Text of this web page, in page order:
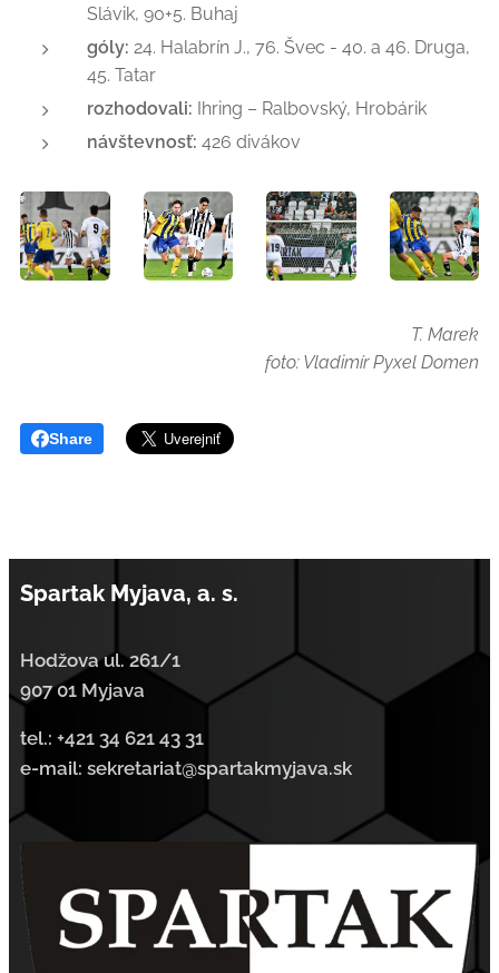
Slávik, 90+5. Buhaj
góly: 24. Halabrín J., 76. Švec - 40. a 46. Druga,
45. Tatar
rozhodovali: Ihring – Ralbovský, Hrobárik
návštevnosť: 426 divákov
T. Marek
foto: Vladimír Pyxel Domen
Share
Spartak Myjava, a. s.
Hodžova ul. 261/1
907 01 Myjava
tel.: +421 34 621 43 31
e-mail: sekretariat@spartakmyjava.sk